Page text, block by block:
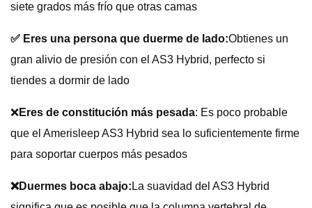
siete grados más frío que otras camas
✅ Eres una persona que duerme de lado:Obtienes un
gran alivio de presión con el AS3 Hybrid, perfecto si
tiendes a dormir de lado
❌Eres de constitución más pesada: Es poco probable
que el Amerisleep AS3 Hybrid sea lo suficientemente firme
para soportar cuerpos más pesados
❌Duermes boca abajo: La suavidad del AS3 Hybrid